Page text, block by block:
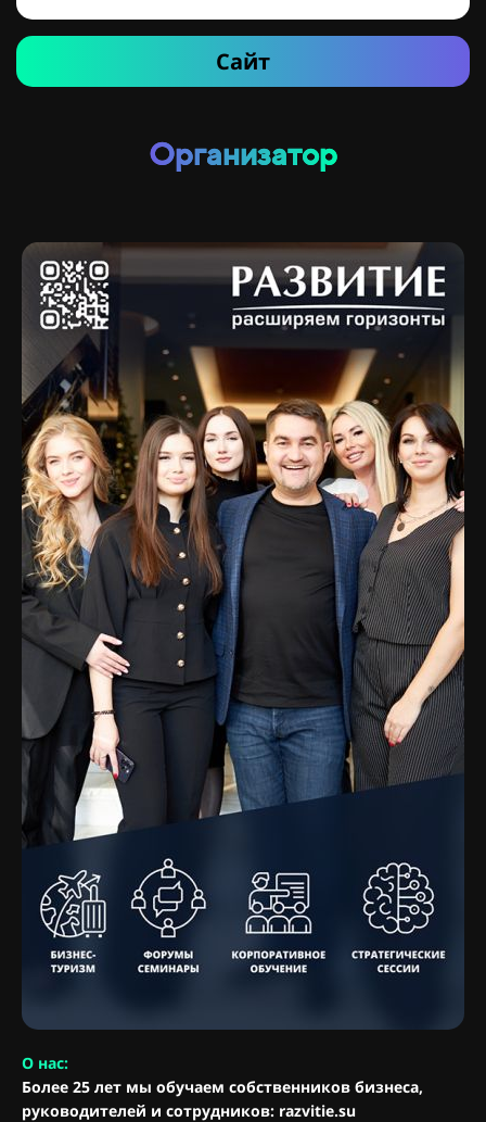
Сайт
Организатор
О нас:
Более 25 лет мы обучаем собственников бизнеса,
руководителей и сотрудников: razvitie.su